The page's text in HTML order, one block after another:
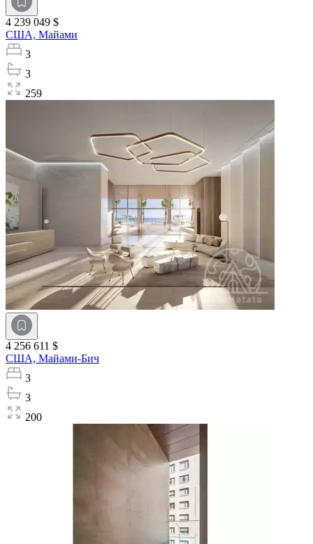
4 239 049 $
США, Майами
3
3
259
4 256 611 $
США, Майами-Бич
3
3
200